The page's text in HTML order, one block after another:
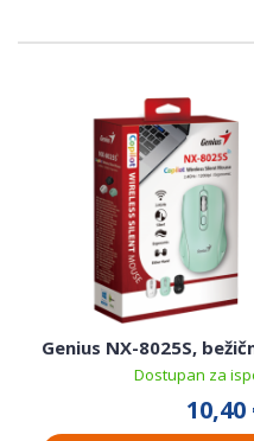
Genius NX-8025S,
Dostupan za
10,40